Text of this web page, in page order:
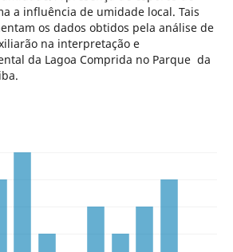
a influência de umidade local. Tais
os dados obtidos pela análise de
na interpretação e
da Lagoa Comprida no Parque da